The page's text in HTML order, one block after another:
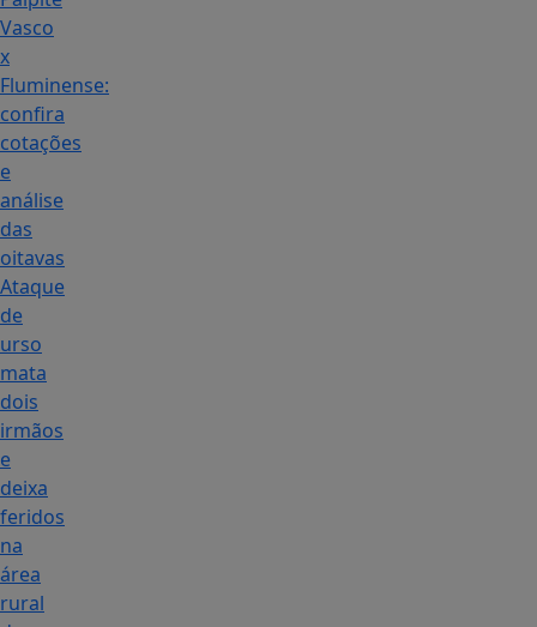
Vasco
x
Fluminense:
confira
cotações
e
análise
das
oitavas
Ataque
de
urso
mata
dois
irmãos
e
deixa
feridos
na
área
rural